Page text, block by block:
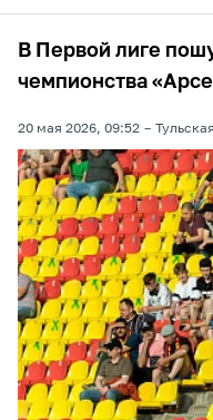
В Первой лиге
чемпионства
20 мая 2026, 09:52